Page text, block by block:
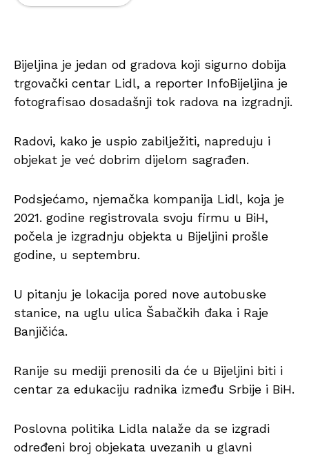
Bijeljina je jedan od gradova koji sigurno dobija
trgovački centar Lidl, a reporter InfoBijeljina je
fotografisao dosadašnji tok radova na izgradnji.
Radovi, kako je uspio zabilježiti, napreduju i
objekat je već dobrim dijelom sagrađen.
Podsjećamo, njemačka kompanija Lidl, koja je
2021. godine registrovala svoju firmu u BiH,
počela je izgradnju objekta u Bijeljini prošle
godine, u septembru.
U pitanju je lokacija pored nove autobuske
stanice, na uglu ulica Šabačkih đaka i Raje
Banjičića.
Ranije su mediji prenosili da će u Bijeljini biti i
centar za edukaciju radnika između Srbije i BiH.
Poslovna politika Lidla nalaže da se izgradi
određeni broj objekata uvezanih u glavni